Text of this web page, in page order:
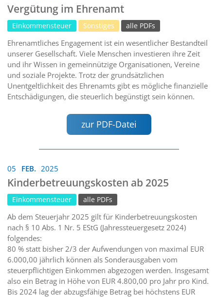
Vergütung im Ehrenamt
Einkommensteuer Sonstiges alle PDFs
Ehrenamtliches Engagement ist ein wesentlicher Bestandteil
unserer Gesellschaft. Viele Menschen investieren ihre Zeit
und ihr Wissen in gemeinnützige Organisationen, Vereine
und soziale Projekte. Trotz der grundsätzlichen
Unentgeltlichkeit des Ehrenamts gibt es mögliche finanzielle
Entschädigungen, die steuerlich begünstigt sein können.
zur PDF-Datei
05 FEB. 2025
Kinderbetreuungskosten ab 2025
Einkommensteuer alle PDFs
Ab dem Steuerjahr 2025 gilt für Kinderbetreuungskosten
nach § 10 Abs. 1 Nr. 5 EStG (Jahressteuergesetz 2024)
folgendes:
80 % statt bisher 2/3 der Aufwendungen von maximal EUR
6.000,00 jährlich können als Sonderausgaben vom
steuerpflichtigen Einkommen abgezogen werden. Insgesamt
also ein Betrag in Höhe von EUR 4.800,00 pro Jahr pro Kind.
Bis 2024 lag der abzugsfähige Betrag bei höchstens EUR